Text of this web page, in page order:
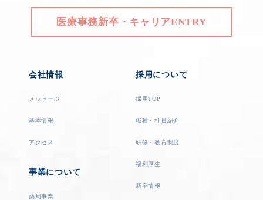
医療事務新卒・キャリアENTRY
会社情報
メッセージ
基本情報
アクセス
事業について
薬局事業
採用について
採用TOP
職種・社員紹介
研修・教育制度
福利厚生
新卒情報